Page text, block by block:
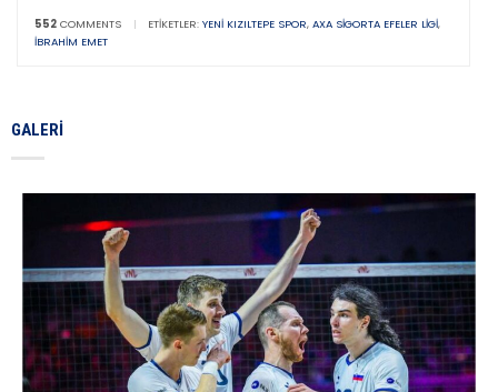
552 COMMENTS | ETIKETLER: YENI KIZILTEPE SPOR, AXA SIGORTA EFELER LIGI,
İBRAHIM EMET
GALERI